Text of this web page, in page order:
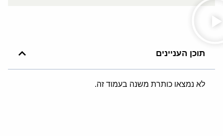
תוכן העניינים
לא נמצאו כותרת משנה בעמוד זה.